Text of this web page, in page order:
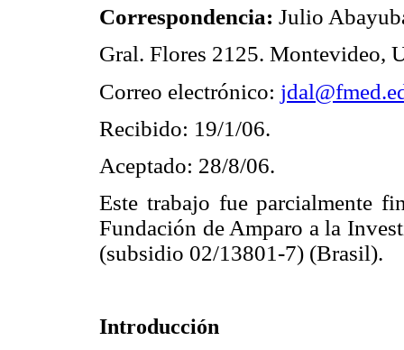
Correspondencia: Julio
Gral. Flores 2125. Montevideo,
Correo electrónico:
Recibido: 19/1/06.
Aceptado: 28/8/06.
Este trabajo fue parcialmente
Fundación de Amparo a la
(subsidio 02/13801-7) (Brasil).
Introducción